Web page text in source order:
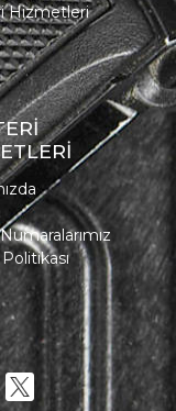
Hizmetleri
Politikası